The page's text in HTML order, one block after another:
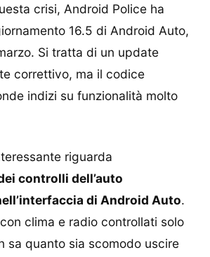
crisi, Android Police ha
16.5 di Android Auto,
Si tratta di un update
correttivo, ma il codice
indizi su funzionalità molto
riguarda
controlli dell’auto
di Android Auto.
clima e radio controllati solo
sa quanto sia scomodo uscire